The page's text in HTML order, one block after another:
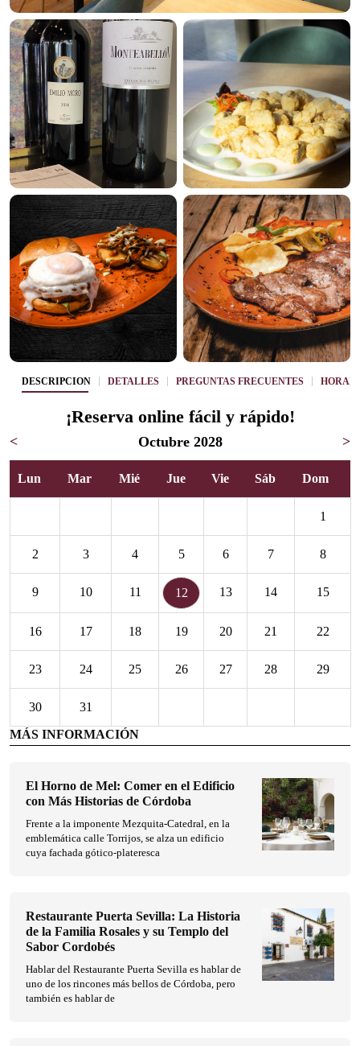
DESCRIPCIÓN DETALLES PREGUNTAS FRECUENTES
¡Reserva online fácil y rápido!
< Octubre 2028 >
Lun Mar Mié Jue Vie Sáb Dom
1
2 3 4 5 6 7 8
9 10 11 12 13 14 15
16 17 18 19 20 21 22
23 24 25 26 27 28 29
30
31
MÁS INFORMACIÓN
El Horno de Mel: Comer en el Edificio
con Más Historias de Córdoba
Frente a la imponente Mezquita-Catedral, en la
emblemática calle Torrijos, se alza un edificio
cuya fachada gótico-plateresca
Restaurante Puerta Sevilla: La Historia
de la Familia Rosales y su Templo del
Sabor Cordobés
Hablar del Restaurante Puerta Sevilla es hablar de
uno de los rincones más bellos de Córdoba, pero
también es hablar de